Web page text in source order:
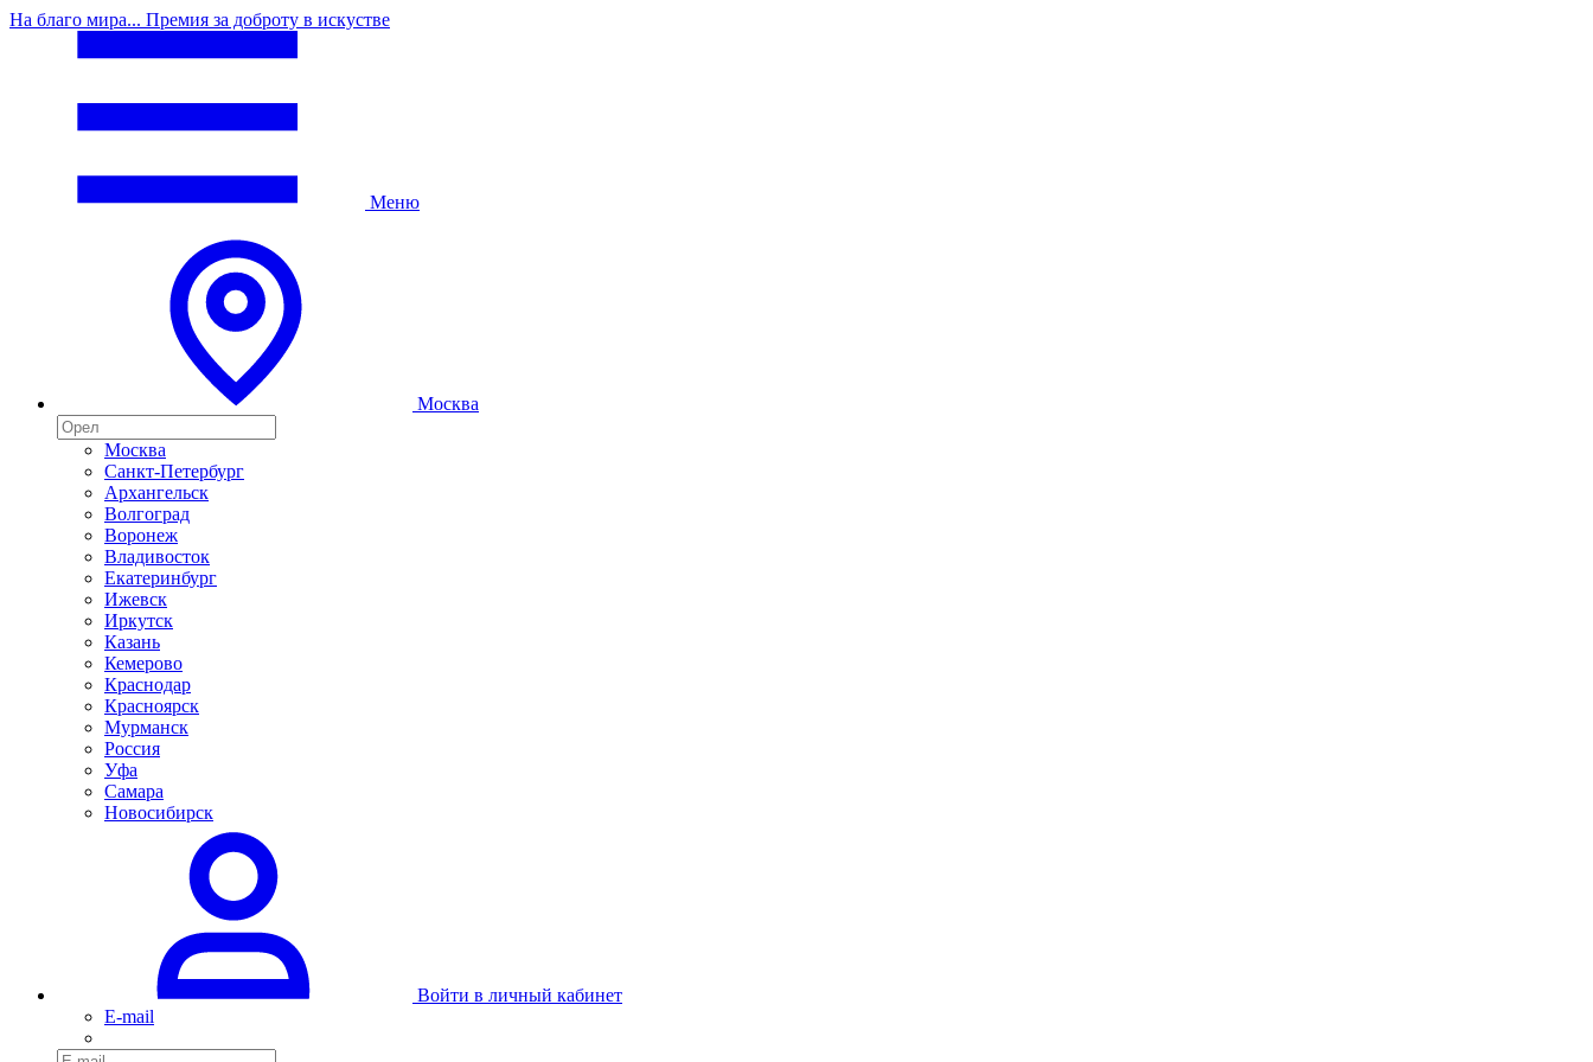
На благо мира... Премия за доброту в искустве
Меню
Москва
Москва
Санкт-Петербург
Архангельск
Волгоград
Воронеж
Владивосток
Екатеринбург
Ижевск
Иркутск
Казань
Кемерово
Краснодар
Красноярск
Мурманск
Россия
Уфа
Самара
Новосибирск
Войти в личный кабинет
E-mail